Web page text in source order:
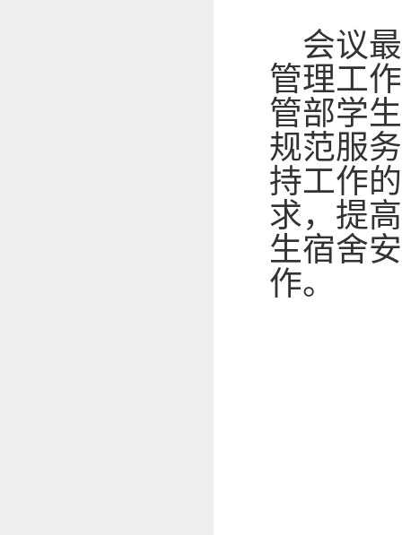
会议
管理工
管部学
规范服
持工作
求，提
生宿舍
作。